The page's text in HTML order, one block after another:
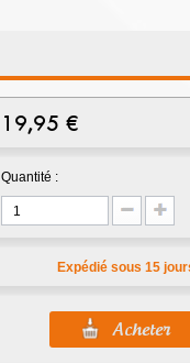
19,95 €
Quantité :
Expédié sous 15